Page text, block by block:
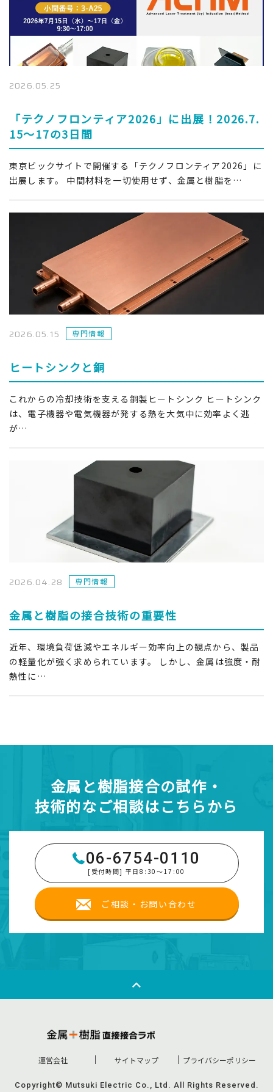
2026.05.25
「テクノフロンティア2026」に出展！2026.7.
15～17の3日間
東京ビックサイトで開催する「テクノフロンティア2026」に
出展します。 中間材料を一切使用せず、金属と樹脂を…
2026.05.15 専門情報
ヒートシンクと銅
これからの冷却技術を支える銅製ヒートシンク ヒートシンク
は、電子機器や電気機器が発する熱を大気中に効率よく逃
が…
2026.04.28 専門情報
金属と樹脂の接合技術の重要性
近年、環境負荷低減やエネルギー効率向上の観点から、製品
の軽量化が強く求められています。 しかし、金属は強度・耐
熱性に…
金属と樹脂接合の試作・
技術的なご相談はこちらから
06-6754-0110
[受付時間] 平日8:30～17:00
ご相談・お問い合わせ
運営会社 サイトマップ プライバシーポリシー
Copyright© Mutsuki Electric Co., Ltd. All Rights Reserved.